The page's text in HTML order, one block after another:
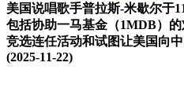
美国说唱歌手普拉斯-米歇尔于
包括协助一马基金（1MDB）
竞选连任活动和试图让美国向
(2025-11-22)